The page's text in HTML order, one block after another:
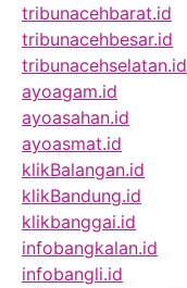
tribunacehbarat.id
tribunacehbesar.id
tribunacehselatan.id
ayoagam.id
ayoasahan.id
ayoasmat.id
klikBalangan.id
klikBandung.id
klikbanggai.id
infobangkalan.id
infobangli.id